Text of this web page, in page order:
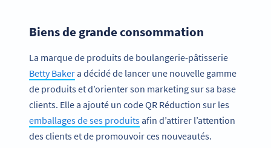
Biens de grande consommation
La marque de produits de boulangerie-pâtisserie
Betty Bakera décidé de lancer une nouvelle gamme
de produits et d’orienter son marketing sur sa base
clients. Elle a ajouté un code QR Réduction sur les
emballages de ses produitsafin d’attirer l’attention
des clients et de promouvoir ces nouveautés.